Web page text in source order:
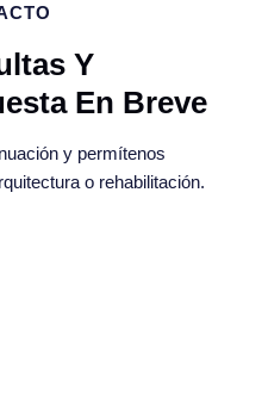
Y
En Breve
y permítenos
o rehabilitación.